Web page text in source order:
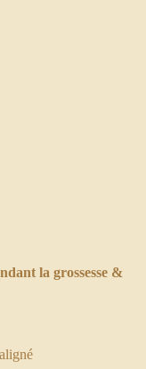
la grossesse &